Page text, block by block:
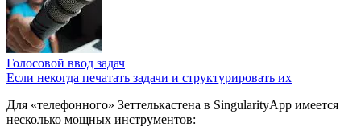
Голосовой ввод задач
Если некогда печатать задачи и структурировать их
Для «телефонного» Зеттелькастена в SingularityApp имеется
несколько мощных инструментов: